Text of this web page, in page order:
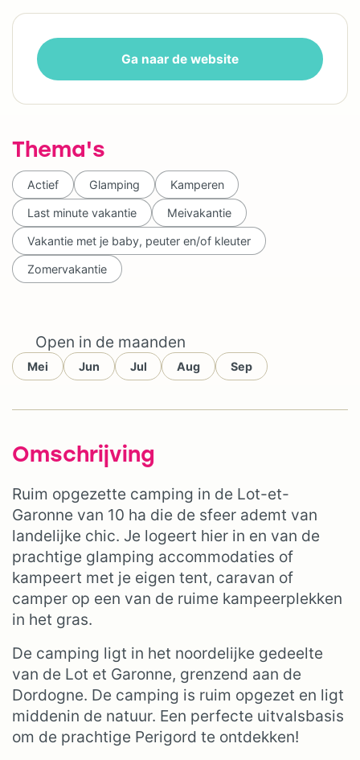
Open in de maanden
Mei Jun Jul Aug Sep
Omschrijving
Ruim opgezette camping in de Lot-et-
Garonne van 10 ha die de sfeer ademt van
landelijke chic. Je logeert hier in en van de
prachtige glamping accommodaties of
kampeert met je eigen tent, caravan of
camper op een van de ruime kampeerplekken
in het gras.
De camping ligt in het noordelijke gedeelte
van de Lot et Garonne, grenzend aan de
Dordogne. De camping is ruim opgezet en ligt
middenin de natuur. Een perfecte uitvalsbasis
om de prachtige Perigord te ontdekken!
Ga naar de website
Thema's
Actief Glamping Kamperen
Last minute vakantie Meivakantie
Vakantie met je baby, peuter en/of kleuter
Zomervakantie